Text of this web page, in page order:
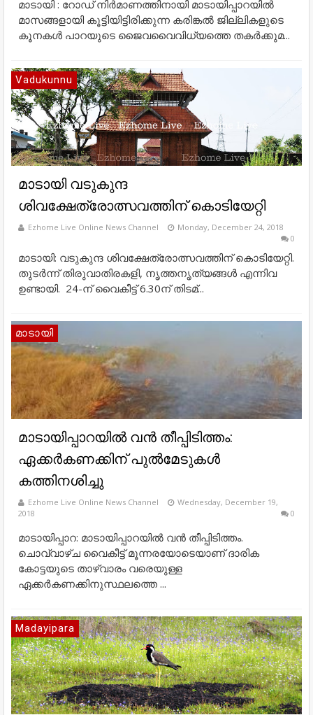
മാടായി : റോഡ് നിർമാണത്തിനായി മാടായിപ്പാറയിൽ
മാസങ്ങളായി കൂട്ടിയിട്ടിരിക്കുന്ന കരിങ്കൽ ജില്ലികളുടെ
കൂനകൾ പാറയുടെ ജൈവവൈവിധ്യത്തെ തകർക്കുമ...
Vadukunnu
മാടായി വടുകുന്ദ
ശിവക്ഷേത്രോത്സവത്തിന് കൊടിയേറ്റി
Ezhome Live Online News Channel
Monday, December 24, 2018
0
മാടായി: വടുകുന്ദ ശിവക്ഷേത്രോത്സവത്തിന് കൊടിയേറ്റി.
തുടർന്ന് തിരുവാതിരകളി, നൃത്തനൃത്യങ്ങൾ എന്നിവ
ഉണ്ടായി. 24-ന് വൈകീട്ട് 6.30ന് തിടമ്...
മാടായി
മാടായിപ്പാറയിൽ വൻ തീപ്പിടിത്തം:
ഏക്കർകണക്കിന് പുൽമേടുകൾ
കത്തിനശിച്ചു
Ezhome Live Online News Channel
Wednesday, December 19,
2018
0
മാടായിപ്പാറ: മാടായിപ്പാറയിൽ വൻ തീപ്പിടിത്തം.
ചൊവ്വാഴ്ച വൈകീട്ട് മൂന്നരയോടെയാണ് ദാരിക
കോട്ടയുടെ താഴ്വാരം വരെയുള്ള
ഏക്കർകണക്കിനുസ്ഥലത്തെ ...
Madayipara